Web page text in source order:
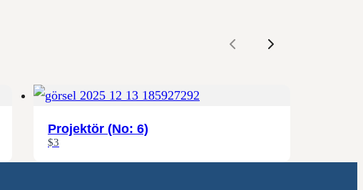
Projektör (No: 6)
$3